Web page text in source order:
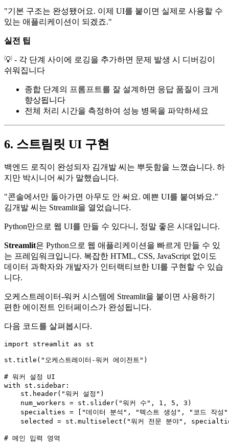
"기본 구조는 완성됐어요. 이제 UI를 붙이면 실제로 사용할 수
있는 애플리케이션이 되겠죠."
실전 팁
💡 - 각 단계 사이에 로깅을 추가하면 문제 발생 시 디버깅이
쉬워집니다
종합 단계의 프롬프트를 잘 설계하면 응답 품질이 크게
향상됩니다
전체 처리 시간을 측정하여 성능 병목을 파악하세요
6. 스트림릿 UI 구현
백엔드 로직이 완성되자 김개발 씨는 뿌듯함을 느꼈습니다. 하
지만 박시니어 씨가 말했습니다.
"콘솔에서만 돌아가면 아무도 안 써요. 예쁜 UI를 붙여봐요."
김개발 씨는 Streamlit을 열었습니다.
Python만으로 웹 UI를 만들 수 있다니, 정말 좋은 시대입니다.
Streamlit은 Python으로 웹 애플리케이션을 빠르게 만들 수 있
는 프레임워크입니다. 복잡한 HTML, CSS, JavaScript 없이도
데이터 과학자와 개발자가 인터랙티브한 UI를 구현할 수 있습
니다.
오케스트레이터-워커 시스템에 Streamlit을 붙이면 사용하기
편한 에이전트 인터페이스가 완성됩니다.
다음 코드를 살펴봅시다.
import streamlit as st
st.title( "오케스트레이터-워커 에이전트" )
# 워커 설정 UI
with st.sidebar:
    st.header(
"워커 설정" )
    num_workers = st.slider(
"워커 수" , 1 , 5 , 3 )
    specialties = [
"데이터 분석" , "텍스트 생성" , "코드 작성"
    selected = st.multiselect(
"워커 전문 분야" ,
# 메인 입력 영역